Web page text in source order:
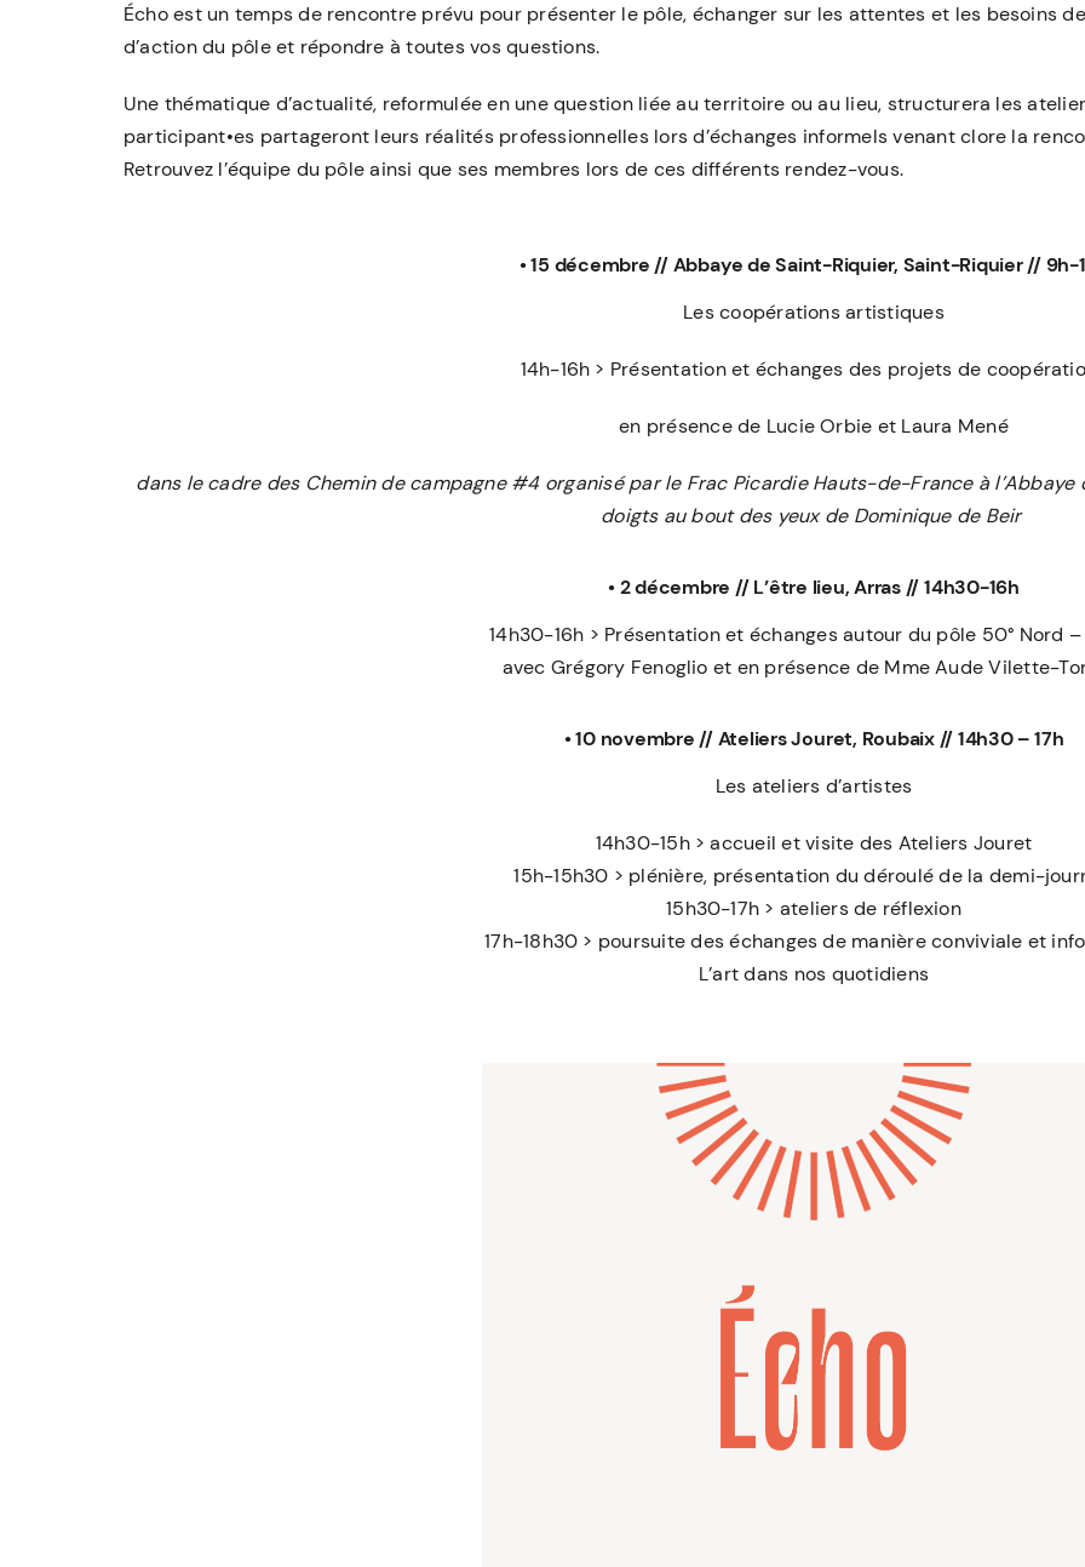
Écho est un temps de rencontre prévu pour présenter le pôle, échanger sur les attentes et les besoins
d’action du pôle et répondre à toutes vos questions.
Une thématique d’actualité, reformulée en une question liée au territoire ou au lieu, structurera les
participant•es partageront leurs réalités professionnelles lorsd’échanges informels venant clore la
Retrouvez l’équipe du pôle ainsi que ses membres lors de ces différents rendez-vous.
• 15 décembre // Abbaye de Saint-Riquier, Saint-Riquier // 9h-
Les coopérations artistiques
14h-16h > Présentation et échanges des projets de
en présence de Lucie Orbie et Laura Mené
dans le cadre des Chemin de campagne #4 organisé par le Frac Picardie Hauts-de-France à l’Abbaye
doigts au bout des yeux de Dominique de Beir
• 2 décembre // L’être lieu, Arras // 14h30-16h
14h30-16h > Présentation et échanges autour du pôle 50° Nord –
avec Grégory Fenoglio et en présence de Mme Aude Vilette-
• 10 novembre // Ateliers Jouret, Roubaix // 14h30 –17h
Les ateliers d’artistes
14h30-15h > accueil et visite des Ateliers Jouret
15h-15h30 > plénière, présentation du déroulé de la demi-
15h30-17h > ateliers de réflexion
17h-18h30 > poursuite des échanges de manière conviviale et
L’art dans nos quotidiens